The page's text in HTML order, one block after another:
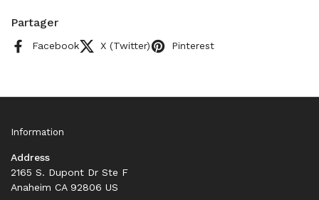
Partager
Facebook X (Twitter) Pinterest
Information
Address
2165 S. Dupont Dr Ste F
Anaheim CA 92806 US